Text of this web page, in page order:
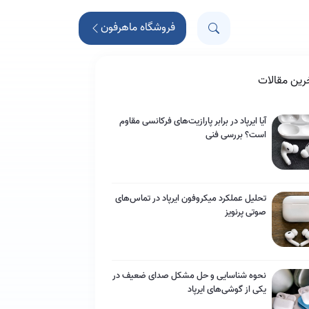
فروشگاه ماهرفون
مقالات
آیا ایرپاد در برابر پارازیت‌های فرکانسی مقاوم
است؟ بررسی فنی
تحلیل عملکرد میکروفون ایرپاد در تماس‌های
صوتی پرنویز
نحوه شناسایی و حل مشکل صدای ضعیف در
یکی از گوشی‌های ایرپاد